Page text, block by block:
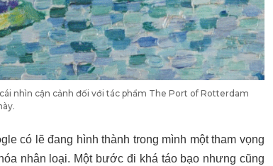
nhìn cận cảnh đối với tác phẩm The Port of Rotterdam
có lẽ đang hình thành trong mình một tham vọng
nhân loại. Một bước đi khá táo bạo nhưng cũng